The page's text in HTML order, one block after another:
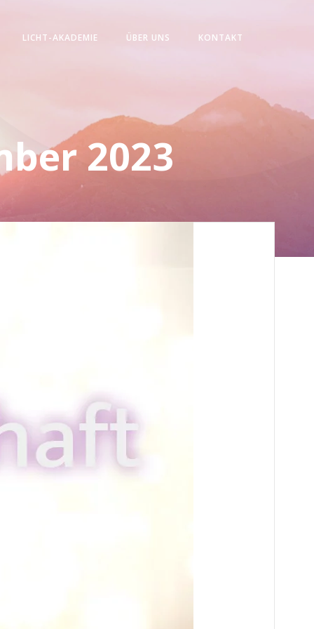
LICHT-AKADEMIE ÜBER UNS KONTAKT
2023